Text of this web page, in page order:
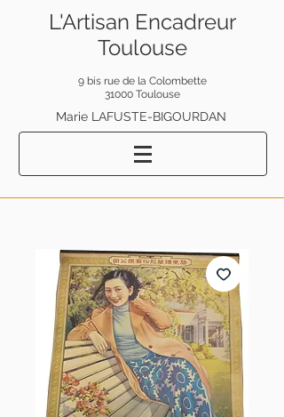
L'Artisan Encadreur
Toulouse
9 bis rue de la Colombette
31000 Toulouse
Marie LAFUSTE-BIGOURDAN